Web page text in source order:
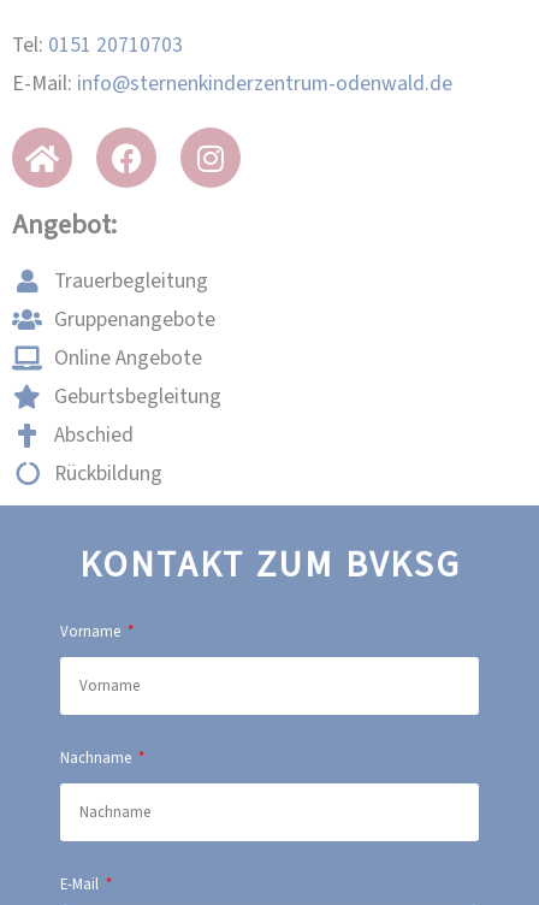
Tel: 0151 20710703
E-Mail: info@sternenkinderzentrum-odenwald.de
Angebot:
Trauerbegleitung
Gruppenangebote
Online Angebote
Geburtsbegleitung
Abschied
Rückbildung
KONTAKT ZUM BVKSG
Vorname
Nachname
E-Mail